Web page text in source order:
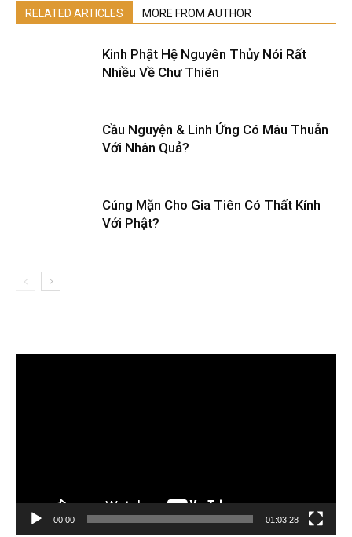
RELATED ARTICLES MORE FROM AUTHOR
Kinh Phật Hệ Nguyên Thủy Nói Rất
Nhiều Về Chư Thiên
Cầu Nguyện & Linh Ứng Có Mâu Thuẫn
Với Nhân Quả?
Cúng Mặn Cho Gia Tiên Có Thất Kính
Với Phật?
00:00 01:03:28